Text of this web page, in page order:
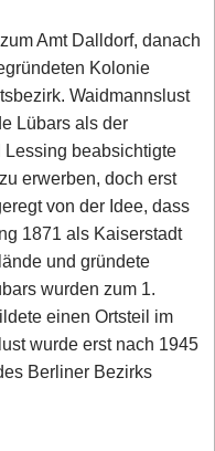
Amt Dalldorf, danach
Kolonie
Waidmannslust
Lübars als der
beabsichtigte
erwerben, doch erst
von der Idee, dass
1871 als Kaiserstadt
und gründete
wurden zum 1.
einen Ortsteil im
wurde erst nach 1945
Berliner Bezirks